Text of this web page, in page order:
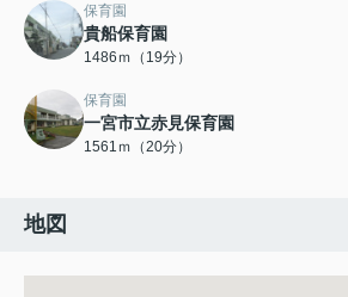
保育園
貴船保育園
1486ｍ（19分）
保育園
一宮市立赤見保育園
1561ｍ（20分）
地図